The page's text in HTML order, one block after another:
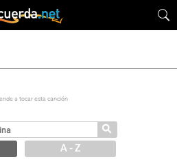
a tocar esta canción
⚲
A - Z